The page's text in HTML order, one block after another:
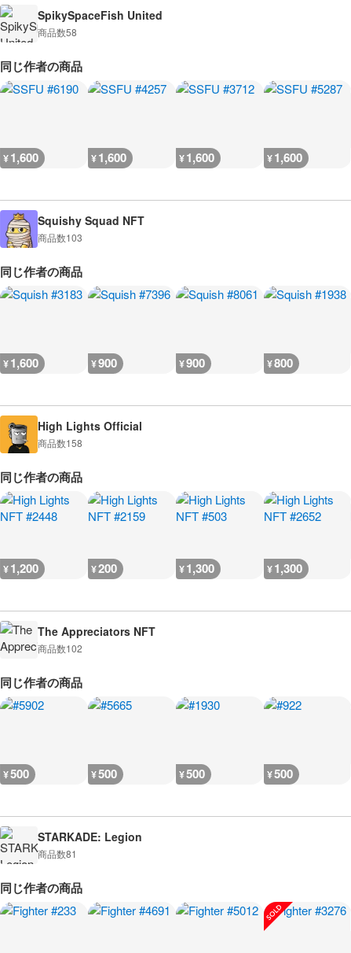
SpikySpaceFish United
商品数58
同じ作者の商品
¥1,600 ¥1,600 ¥1,600 ¥1,600
Squishy Squad NFT
商品数103
同じ作者の商品
¥1,600 ¥900 ¥900 ¥800
High Lights Official
商品数158
同じ作者の商品
¥1,200 ¥200 ¥1,300 ¥1,300
The Appreciators NFT
商品数102
同じ作者の商品
¥500 ¥500 ¥500 ¥500
STARKADE: Legion
商品数81
同じ作者の商品